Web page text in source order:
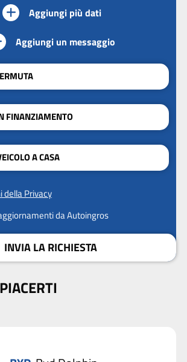
Aggiungi più dati
Aggiungi un messaggio
FINANZIAMENTO
A CASA
della Privacy
da Autoingros
INVIA LA RICHIESTA